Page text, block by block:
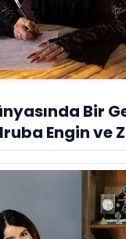
Bir
Engin ve